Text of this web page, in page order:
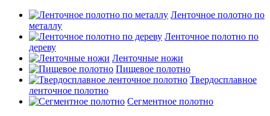
Ленточное полотно по
металлу
Ленточное полотно по
дереву
Ленточные ножи
Пищевое полотно
Твердосплавное
ленточное полотно
Сегментное полотно